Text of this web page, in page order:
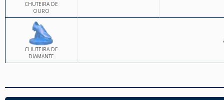
CHUTEIRA DE
OURO
CHUTEIRA DE
DIAMANTE